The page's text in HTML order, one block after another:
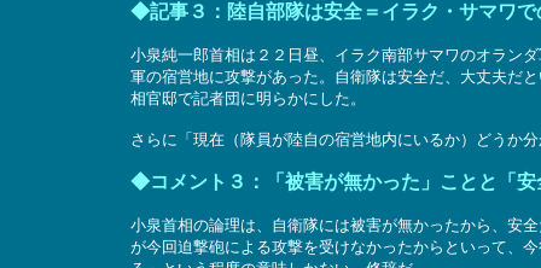
◆記事３：陸自部隊は安全＝イラク・サマワ
小泉純一郎首相は２２日昼、イラク南部サマワのオラン
軍の宿営地に攻撃があった。自衛隊は安全だ、大丈夫だ
相官邸で記者団に明らかにした。
さらに「現在（隊員が陸自の宿営地内にいるか）どうか
◆コメント３：「被害が無かった」ことと「
小泉首相の論理は、自衛隊には被害が無かったから、安
が今回迫撃砲による攻撃を受けなかったからといって、